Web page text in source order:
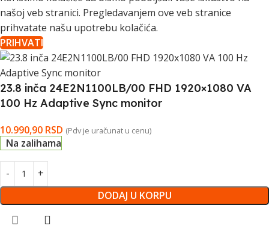
našoj veb stranici. Pregledavanjem ove veb stranice
prihvatate našu upotrebu kolačića.
PRIHVATI
23.8 inča 24E2N1100LB/00 FHD 1920×1080 VA
100 Hz Adaptive Sync monitor
10.990,90 RSD (Pdv je uračunat u cenu)
Na zalihama
DODAJ U KORPU